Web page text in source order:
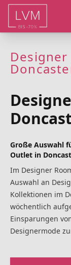
Große Auswahl
Outlet in
Im Designer
Auswahl an
Kollektionen im
wöchentlich
Einsparungen
Designermode